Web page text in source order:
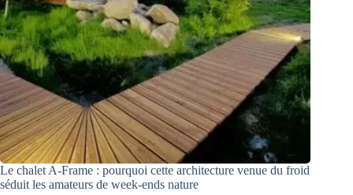
Le chalet A-Frame : pourquoi cette architecture venue du froid
séduit les amateurs de week-ends nature